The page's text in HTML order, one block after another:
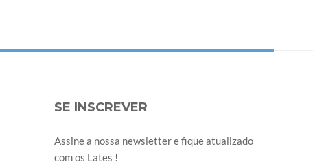
SE INSCREVER
Assine a nossa newsletter e fique atualizado
com os Lates !